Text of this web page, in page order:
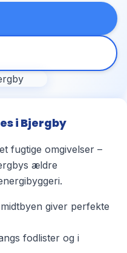
i Bjergby
fugtige omgivelser –
ældre
giver perfekte
fodlister og i